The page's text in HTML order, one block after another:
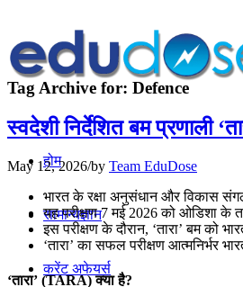
होम
सामान्यज्ञान
करेंट अफेयर्स
Tag Archive for: Defence
स्वदेशी निर्देशित बम प्रणाली
May 12, 2026/by Team EduDose
भारत के रक्षा अनुसंधान और विकास
यह परीक्षण 7 मई 2026 को ओडिशा के
इस परीक्षण के दौरान, ‘तारा’ बम को
‘तारा’ का सफल परीक्षण आत्मनिर्भर
‘तारा’ (TARA) क्या है?